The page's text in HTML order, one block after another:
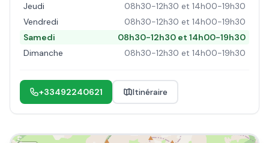
Jeudi
08h30-12h30 et 14h00-19h30
Vendredi
08h30-12h30 et 14h00-19h30
Samedi
08h30-12h30 et 14h00-19h30
Dimanche
08h30-12h30 et 14h00-19h30
+33492240621 Itinéraire